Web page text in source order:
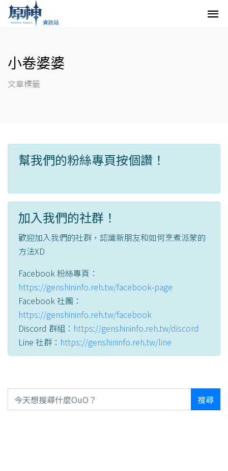
小卷婆婆
文章標籤
幫我們的粉絲專頁按個讚！
加入我們的社群！
歡迎加入我們的社群，認識新朋友和如何烹煮派蒙的
方法XD
Facebook 粉絲專頁：
https://genshininfo.reh.tw/facebook-page
Facebook 社團：
https://genshininfo.reh.tw/facebook
Discord 群組： https://genshininfo.reh.tw/discord
Line 社群： https://genshininfo.reh.tw/line
搜尋